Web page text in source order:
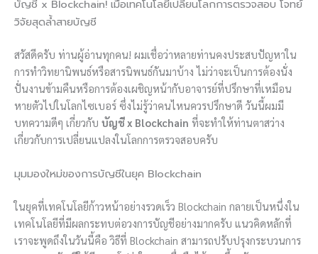
บัญชี x Blockchain! เมื่อเทคโนโลยีเปลี่ยนโลกการตรวจสอบ โจทย์
วิจัยสุดล้ำสายบัญชี
สวัสดีครับ ท่านผู้อ่านทุกคน! ผมเชื่อว่าหลายท่านคงประสบปัญหาใน
การทำวิทยานิพนธ์หรือสารนิพนธ์กันมาบ้าง ไม่ว่าจะเป็นการต้องนั่ง
ปั่นงานข้ามคืนหรือการต้องเผชิญหน้ากับอาจารย์ที่ปรึกษาที่เหมือน
หายตัวไปในโลกไซเบอร์ ซึ่งไม่รู้ว่าคนไหนควรปรึกษาดี วันนี้ผมมี
บทความดีๆ เกี่ยวกับ บัญชี x Blockchain ที่จะทำให้ท่านตาสว่าง
เกี่ยวกับการเปลี่ยนแปลงในโลกการตรวจสอบครับ
มุมมองใหม่ของการบัญชีในยุค Blockchain
ในยุคที่เทคโนโลยีก้าวหน้าอย่างรวดเร็ว Blockchain กลายเป็นหนึ่งใน
เทคโนโลยีที่มีผลกระทบต่อวงการบัญชีอย่างมากครับ แนวคิดหลักที่
เราจะพูดถึงในวันนี้คือ วิธีที่ Blockchain สามารถปรับปรุงกระบวนการ